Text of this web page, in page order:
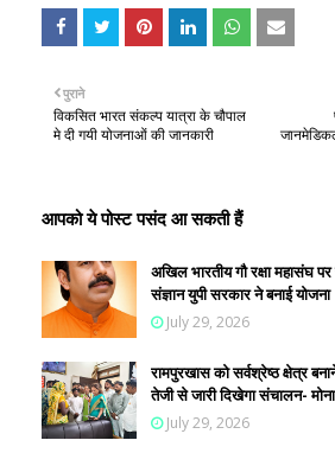
पुराने
विकसित भारत संकल्प यात्रा के चौपाल
मे दी गयी योजनाओं की जानकारी
आपको ये पोस्ट पसंद आ सकती हैं
अखिल भारतीय गौ रक्षा महासंघ
संज्ञान युपी सरकार ने बनाई योजना
July 29, 2026
रामपुरखास को सर्वश्रेष्ठ क्षेत्र
तेजी से जारी दिखेगा संचालन- मोना
July 29, 2026